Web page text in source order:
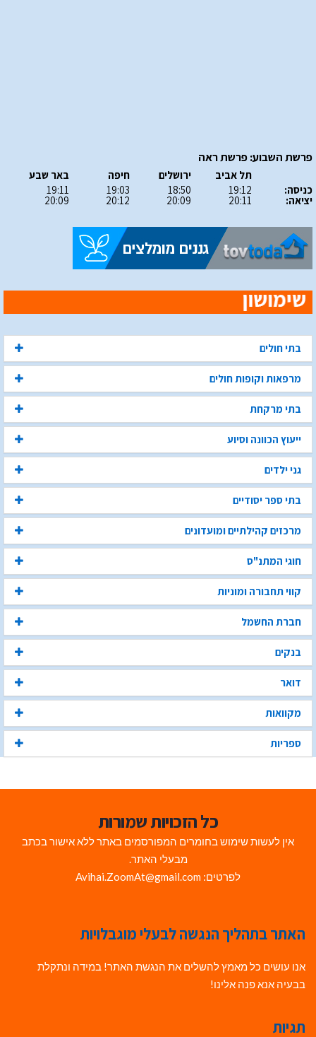
פרשת השבוע: פרשת ראה
כניסה:
יציאה:
תל אביב
19:12
20:11
ירושלים
18:50
20:09
חיפה
19:03
20:12
באר שבע
19:11
20:09
בתי חולים
מרפאות וקופות חולים
בתי מרקחת
ייעוץ הכוונה וסיוע
גני ילדים
בתי ספר יסודיים
מרכזים קהילתיים ומועדונים
חוגי המתנ"ס
קווי תחבורה ומוניות
חברת החשמל
בנקים
דואר
מקוואות
ספריות
כל הזכויות שמורות
אין לעשות שימוש בחומרים המפורסמים באתר ללא אישור בכתב
מבעלי האתר.
לפרטים: Avihai.ZoomAt@gmail.com
האתר בתהליך הנגשה לבעלי מוגבלויות
אנו עושים כל מאמץ להשלים את הנגשת האתר! במידה ונתקלת
בבעיה אנא פנה אלינו!
תגיות